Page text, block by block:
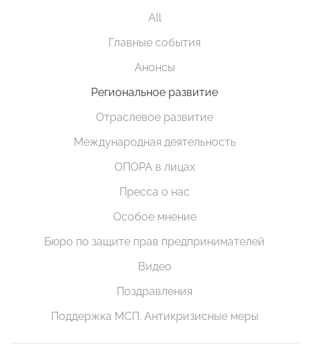
All
Главные события
Анонсы
Региональное развитие
Отраслевое развитие
Международная деятельность
ОПОРА в лицах
Пресса о нас
Особое мнение
Бюро по защите прав предпринимателей
Видео
Поздравления
Поддержка МСП. Антикризисные меры